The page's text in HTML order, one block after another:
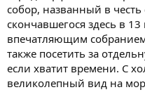
собор, названный в
скончавшегося здесь в
впечатляющим
также посетить за
если хватит времени. С
великолепный вид на